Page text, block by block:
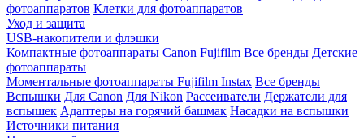
фотоаппаратов Клетки для фотоаппаратов
Уход и защита
USB-накопители и флэшки
Компактные фотоаппараты Canon Fujifilm Все бренды Детские
фотоаппараты
Моментальные фотоаппараты Fujifilm Instax Все бренды
Вспышки Для Canon Для Nikon Рассеиватели Держатели для
вспышек Адаптеры на горячий башмак Насадки на вспышки
Источники питания